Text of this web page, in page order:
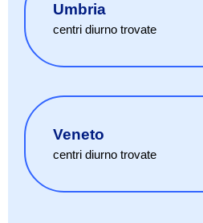
Umbria
centri diurnotrovate
Veneto
centri diurnotrovate